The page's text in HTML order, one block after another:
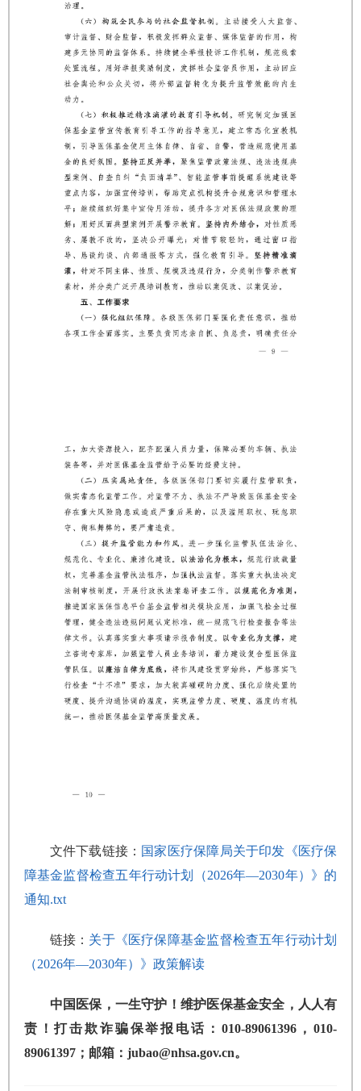
文件下载链接： 国家医疗保障局关于印发《医疗保
障基金监督检查五年行动计划（2026年—2030年）》的
通知.txt
链接： 关于《医疗保障基金监督检查五年行动计划
（2026年—2030年）》政策解读
中国医保，一生守护！维护医保基金安全，人人有
责！打击欺诈骗保举报电话：010-89061396，010-
89061397；邮箱：jubao@nhsa.gov.cn。